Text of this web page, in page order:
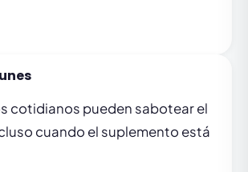
cotidianos pueden sabotear el
cuando el suplemento está